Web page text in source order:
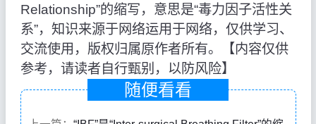
Relationship”的缩写，意思是“毒力因子活性关
系”，知识来源于网络运用于网络，仅供学习、
交流使用，版权归属原作者所有。【内容仅供
参考，请读者自行甄别，以防风险】
随便看看